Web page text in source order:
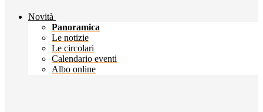
Novità
Panoramica
Le notizie
Le circolari
Calendario eventi
Albo online